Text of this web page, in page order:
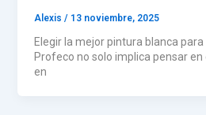
Alexis / 13 noviembre, 2025
Elegir la mejor pintura blanca
Profeco no solo implica pensar
en